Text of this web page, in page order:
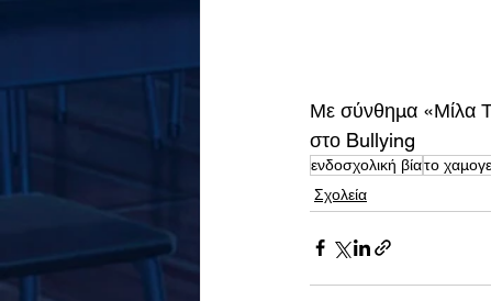
Με σύνθημα «Μίλα
στο Bullying
ενδοσχολική βίατο
Σχολεία